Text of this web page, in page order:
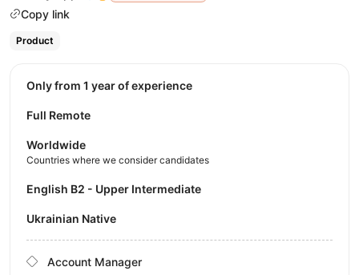
Copy link
Product
Only from 1 year of experience
Full Remote
Worldwide
Countries where we consider candidates
English B2 - Upper Intermediate
Ukrainian Native
Account Manager